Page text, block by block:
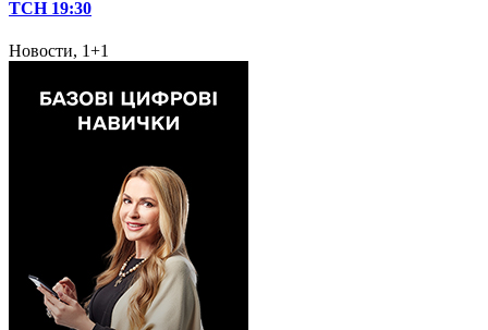
ТСН 19:30
Новости, 1+1